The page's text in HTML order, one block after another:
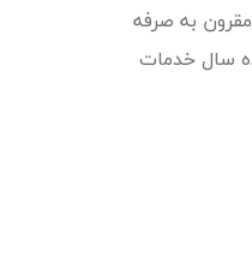
به صرفه